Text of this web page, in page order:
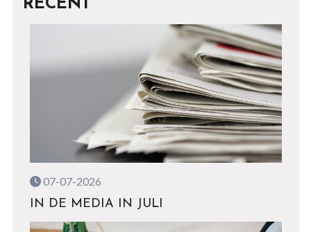
RECENT
07-07-2026
IN DE MEDIA IN JULI